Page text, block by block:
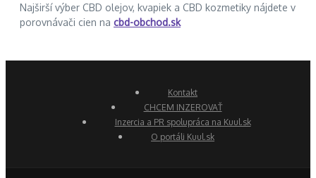
Najširší výber CBD olejov, kvapiek a CBD kozmetiky nájdete v
porovnávači cien na cbd-obchod.sk
Kontakt
CHCEM INZEROVAŤ
Inzercia a PR spolupráca na Kuul.sk
O portáli Kuul.sk